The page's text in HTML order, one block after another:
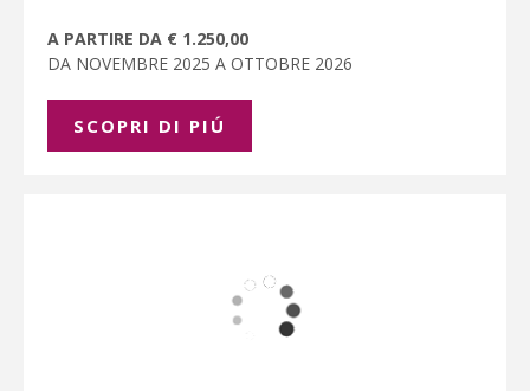
A PARTIRE DA € 1.250,00
DA NOVEMBRE 2025 A OTTOBRE 2026
SCOPRI DI PIÚ